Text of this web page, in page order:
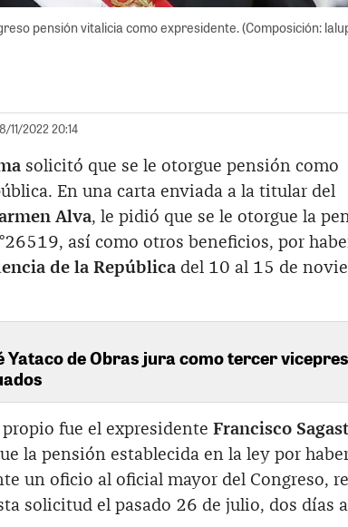
pensión vitalicia como expresidente. (Composición:
11/2022 20:14
solicitó que se le otorgue pensión como
En una carta enviada a la titular del
Alva, le pidió que se le otorgue la
así como otros beneficios, por
de la República del 10 al 15 de
Yataco de Obras jura como tercer
fue el expresidente Francisco
la pensión establecida en la ley por
un oficio al oficial mayor del Congreso,
solicitud el pasado 26 de julio, dos días